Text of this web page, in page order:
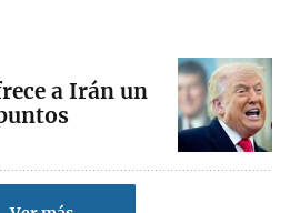
a Irán un